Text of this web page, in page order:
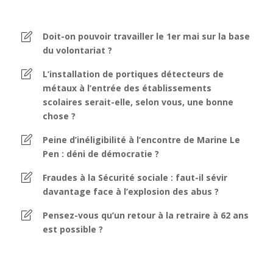
Doit-on pouvoir travailler le 1er mai sur la base
du volontariat ?
L’installation de portiques détecteurs de
métaux à l’entrée des établissements
scolaires serait-elle, selon vous, une bonne
chose ?
Peine d’inéligibilité à l’encontre de Marine Le
Pen : déni de démocratie ?
Fraudes à la Sécurité sociale : faut-il sévir
davantage face à l’explosion des abus ?
Pensez-vous qu’un retour à la retraire à 62 ans
est possible ?